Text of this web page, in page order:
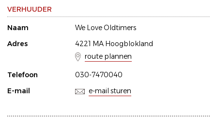
VERHUUDER
Naam
We Love Oldtimers
Adres
4221 MA Hoogblokland
route plannen
Telefoon
030-7470040
E-mail
e-mail sturen